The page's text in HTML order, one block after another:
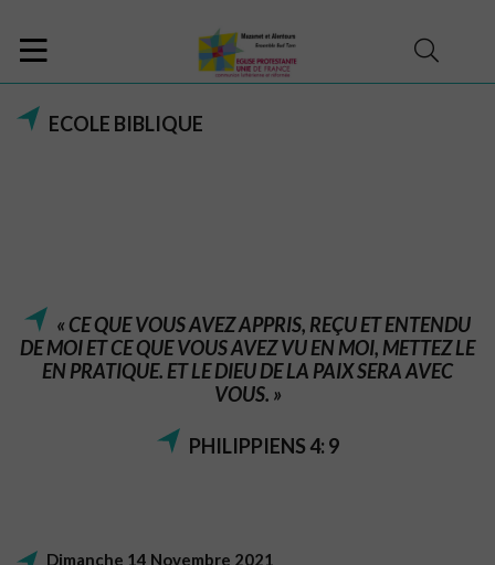
ECOLE BIBLIQUE
« CE QUE VOUS AVEZ APPRIS, REÇU ET ENTENDU
DE MOI ET CE QUE VOUS AVEZ VU EN MOI, METTEZ LE
EN PRATIQUE. ET LE DIEU DE LA PAIX SERA AVEC
VOUS. »
PHILIPPIENS 4: 9
Dimanche 14 Novembre 2021